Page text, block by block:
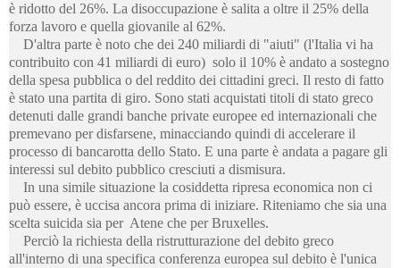
è ridotto del 26%. La disoccupazione è salita a oltre il 25% della
forza lavoro e quella giovanile al 62%.
D'altra parte è noto che dei 240 miliardi di "aiuti" (l'Italia vi ha
contribuito con 41 miliardi di euro) solo il 10% è andato a sostegno
della spesa pubblica o del reddito dei cittadini greci. Il resto di fatto
è stato una partita di giro. Sono stati acquistati titoli di stato greco
detenuti dalle grandi banche private europee ed internazionali che
premevano per disfarsene, minacciando quindi di accelerare il
processo di bancarotta dello Stato. E una parte è andata a pagare gli
interessi sul debito pubblico cresciuti a dismisura.
In una simile situazione la cosiddetta ripresa economica non ci
può essere, è uccisa ancora prima di iniziare. Riteniamo che sia una
scelta suicida sia per Atene che per Bruxelles.
Perciò la richiesta della ristrutturazione del debito greco
all'interno di una specifica conferenza europea sul debito è l'unica